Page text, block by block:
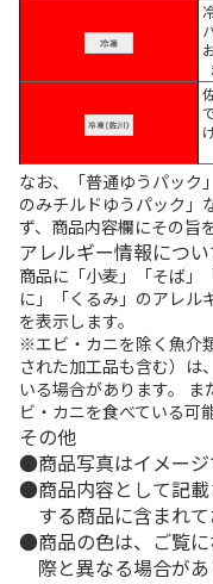
なお、「普通ゆうパック
のみチルドゆうパック」
ず、商品内容欄にその旨
アレルギー情報につい
商品に「小麦」「そば」
に」「くるみ」のアレル
を表示します。
※エビ・カニを除く魚介
された加工品も含む）は
いる場合があります。
ビ・カニを食べている可
その他
商品写真はイメージ
商品内容として記
する商品に含まれて
商品の色は、ご覧
際と異なる場合があ